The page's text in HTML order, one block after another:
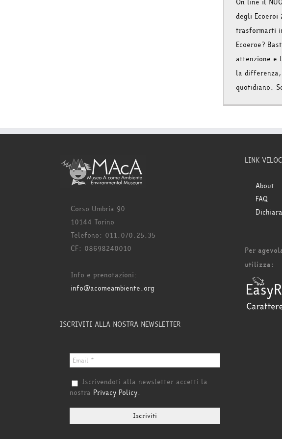
On line il
degli Ecoeroi
trasformarti
Ecoeroe?
attenzione e
la
quotidiano.
Corso Umbria 90
10144 Torino
Telefono: 011.070.25.35
CF: 08698240010
Info e prenotazioni:
info@acomeambiente.org
ISCRIVITI ALLA NOSTRA NEWSLETTER
Iscrivendoti alla newsletter accetti la
nostra Privacy Policy.
LINK
About
FAQ
Per
utilizza: